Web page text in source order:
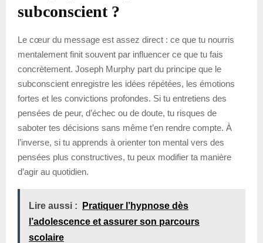
subconscient ?
Le cœur du message est assez direct : ce que tu nourris
mentalement finit souvent par influencer ce que tu fais
concrètement. Joseph Murphy part du principe que le
subconscient enregistre les idées répétées, les émotions
fortes et les convictions profondes. Si tu entretiens des
pensées de peur, d’échec ou de doute, tu risques de
saboter tes décisions sans même t’en rendre compte. À
l’inverse, si tu apprends à orienter ton mental vers des
pensées plus constructives, tu peux modifier ta manière
d’agir au quotidien.
Lire aussi :
Pratiquer l’hypnose dès
l’adolescence et assurer son parcours
scolaire